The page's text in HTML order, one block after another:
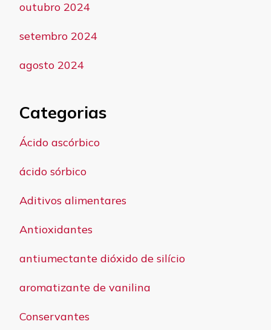
outubro 2024
setembro 2024
agosto 2024
Categorias
Ácido ascórbico
ácido sórbico
Aditivos alimentares
Antioxidantes
antiumectante dióxido de silício
aromatizante de vanilina
Conservantes